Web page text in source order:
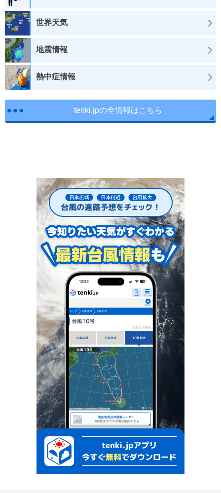
世界天気
地震情報
熱中症情報
tenki.jpの全情報はこちら